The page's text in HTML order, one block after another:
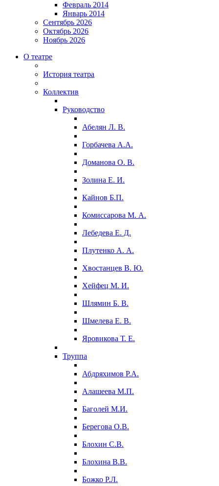
Февраль 2014
Январь 2014
Сентябрь 2026
Октябрь 2026
Ноябрь 2026
О театре
История театра
Коллектив
Руководство
Абелян Л. В.
Горбачева А.А.
Доманова О. В.
Золина Е. И.
Кайнов Б.П.
Комиссарова М. А.
Лебедева Е. Д.
Плутенко А. А.
Хвостанцев В. Ю.
Хейфец М. И.
Шлямин Б. В.
Шмелева Е. В.
Яровикова Т. Е.
Труппа
Абдряхимов Р.А.
Алашеева М.П.
Баголей М.И.
Берегова О.В.
Блохин С.В.
Блохина В.В.
Божко Р.Л.